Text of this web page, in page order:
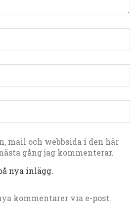
mail och webbsida i den här
gång jag kommenterar.
nya inlägg.
kommentarer via e-post.